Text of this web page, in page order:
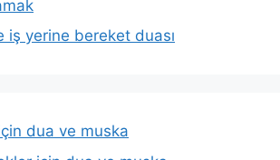
iş yerine bereket duası
dua ve muska